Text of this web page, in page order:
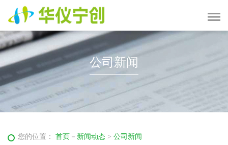
公司新闻
您的位置： 首页 － 新闻动态 > 公司新闻